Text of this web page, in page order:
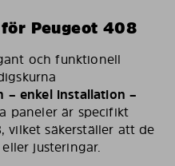
Peugeot 408
och funktionell
– enkel installation –
paneler är specifikt
vilket säkerställer att de
justeringar.